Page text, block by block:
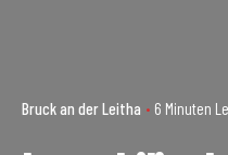
Bruck an der Leitha 6 Minuten